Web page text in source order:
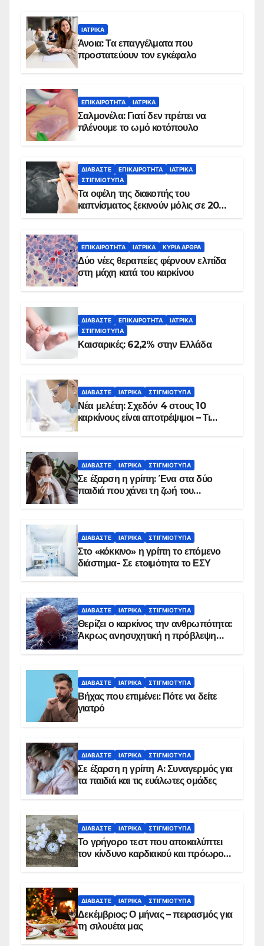
ΙΑΤΡΙΚΆ
Άνοια: Τα επαγγέλματα που
προστατεύουν τον εγκέφαλο
ΕΠΙΚΑΙΡΌΤΗΤΑ ΙΑΤΡΙΚΆ
Σαλμονέλα: Γιατί δεν πρέπει να
πλένουμε το ωμό κοτόπουλο
ΔΙΑΒΆΣΤΕ ΕΠΙΚΑΙΡΌΤΗΤΑ
ΙΑΤΡΙΚΆ
ΣΤΙΓΜΙΌΤΥΠΑ
Τα οφέλη της διακοπής του
καπνίσματος ξεκινούν μόλις σε 20
ΕΠΙΚΑΙΡΌΤΗΤΑ ΙΑΤΡΙΚΆ ΚΥΡΙΑ ΑΡΘΡΑ
Δύο νέες θεραπείες φέρνουν ελπίδα
στη μάχη κατά του καρκίνου
ΔΙΑΒΆΣΤΕ ΕΠΙΚΑΙΡΌΤΗΤΑ
ΙΑΤΡΙΚΆ
ΣΤΙΓΜΙΌΤΥΠΑ
Καισαρικές: 62,2% στην Ελλάδα
ΔΙΑΒΆΣΤΕ ΙΑΤΡΙΚΆ ΣΤΙΓΜΙΌΤΥΠΑ
Νέα μελέτη: Σχεδόν 4 στους 10
καρκίνους είναι αποτρέψιμοι – Τι
ΔΙΑΒΆΣΤΕ ΙΑΤΡΙΚΆ ΣΤΙΓΜΙΌΤΥΠΑ
Σε έξαρση η γρίπη: Ένα στα δύο
παιδιά που χάνει τη ζωή του
ΔΙΑΒΆΣΤΕ ΙΑΤΡΙΚΆ ΣΤΙΓΜΙΌΤΥΠΑ
Στο «κόκκινο» η γρίπη το επόμενο
διάστημα- Σε ετοιμότητα το ΕΣΥ
ΔΙΑΒΆΣΤΕ ΙΑΤΡΙΚΆ ΣΤΙΓΜΙΌΤΥΠΑ
Θερίζει ο καρκίνος την ανθρωπότητα:
Άκρως ανησυχητική η πρόβλεψη…
ΔΙΑΒΆΣΤΕ ΙΑΤΡΙΚΆ ΣΤΙΓΜΙΌΤΥΠΑ
Βήχας που επιμένει: Πότε να δείτε
γιατρό
ΔΙΑΒΆΣΤΕ ΙΑΤΡΙΚΆ ΣΤΙΓΜΙΌΤΥΠΑ
Σε έξαρση η γρίπη Α: Συναγερμός για
τα παιδιά και τις ευάλωτες ομάδες
ΔΙΑΒΆΣΤΕ ΙΑΤΡΙΚΆ ΣΤΙΓΜΙΌΤΥΠΑ
Το γρήγορο τεστ που αποκαλύπτει
τον κίνδυνο καρδιακού και πρόωρου
ΔΙΑΒΆΣΤΕ ΙΑΤΡΙΚΆ ΣΤΙΓΜΙΌΤΥΠΑ
Δεκέμβριος: Ο μήνας – πειρασμός για
τη σιλουέτα μας